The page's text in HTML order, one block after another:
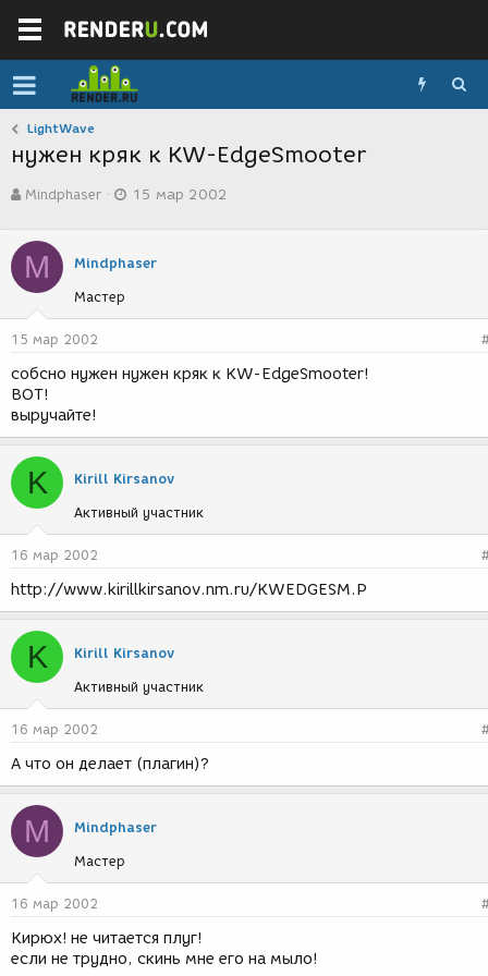
LightWave
нужен кряк к KW-EdgeSmooter
в
о
р
т
е
м
ы
Mindphaser
а
с
д
и
15 мар 2002
M Mindphaser
Мастер
15 мар 2002
собсно нужен нужен кряк к KW-EdgeSmooter!
ВОТ!
выручайте!
K Kirill Kirsanov
Активный участник
16 мар 2002
http://www.kirillkirsanov.nm.ru/KWEDGESM.P
K Kirill Kirsanov
Активный участник
16 мар 2002
А что он делает (плагин)?
M Mindphaser
Мастер
16 мар 2002
Кирюх! не читается плуг!
если не трудно, скинь мне его на мыло!